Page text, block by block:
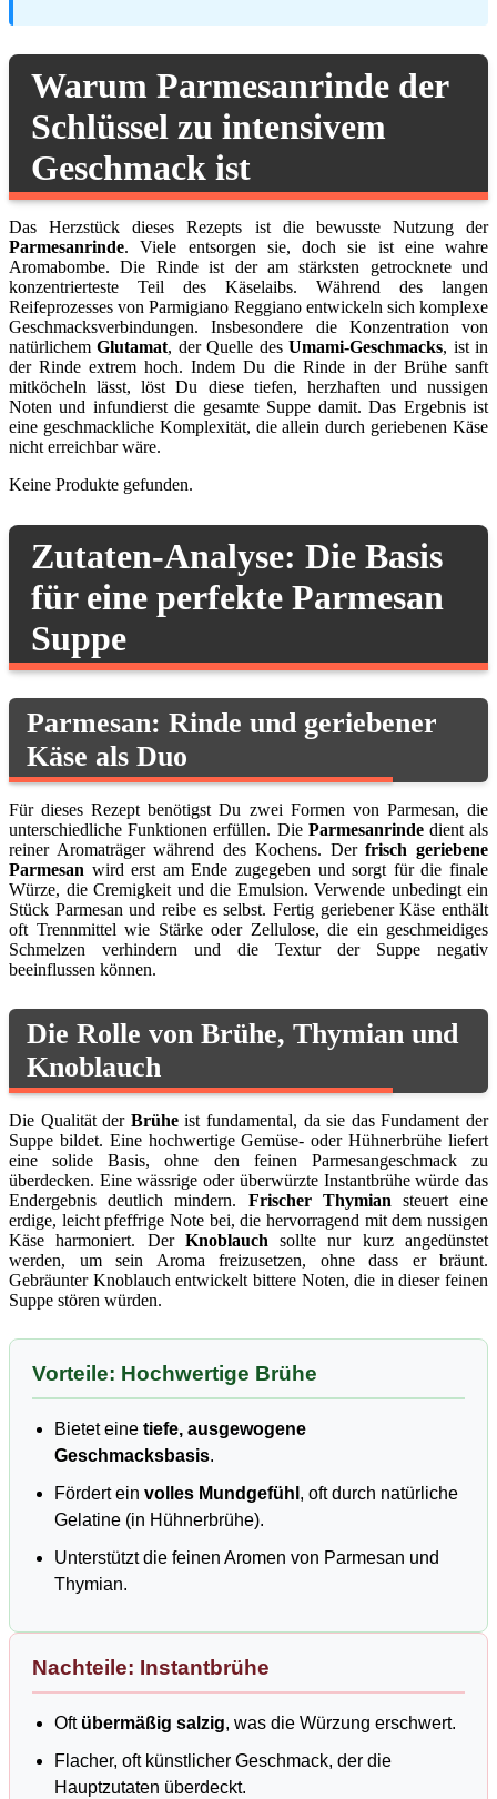
Warum Parmesanrinde der
Schlüssel zu intensivem
Geschmack ist
Das Herzstück dieses Rezepts ist die bewusste Nutzung der
Parmesanrinde. Viele entsorgen sie, doch sie ist eine wahre
Aromabombe. Die Rinde ist der am stärksten getrocknete und
konzentrierteste Teil des Käselaibs. Während des langen
Reifeprozesses von Parmigiano Reggiano entwickeln sich komplexe
Geschmacksverbindungen. Insbesondere die Konzentration von
natürlichemGlutamat, der Quelle desUmami-Geschmacks, ist in
der Rinde extrem hoch. Indem Du die Rinde in der Brühe sanft
mitköcheln lässt, löst Du diese tiefen, herzhaften und nussigen
Noten und infundierst die gesamte Suppe damit. Das Ergebnis ist
eine geschmackliche Komplexität, die allein durch geriebenen Käse
nicht erreichbar wäre.
Keine Produkte gefunden.
Zutaten-Analyse: Die Basis
für eine perfekte Parmesan
Suppe
Parmesan: Rinde und geriebener
Käse als Duo
Für dieses Rezept benötigst Du zwei Formen von Parmesan, die
unterschiedliche Funktionen erfüllen. Die Parmesanrindedient als
reiner Aromaträger während des Kochens. Derfrisch geriebene
Parmesan wird erst am Ende zugegeben und sorgt für die finale
Würze, die Cremigkeit und die Emulsion. Verwende unbedingt ein
Stück Parmesan und reibe es selbst. Fertig geriebener Käse enthält
oft Trennmittel wie Stärke oder Zellulose, die ein geschmeidiges
Schmelzen verhindern und die Textur der Suppe negativ
beeinflussen können.
Die Rolle von Brühe, Thymian und
Knoblauch
Die Qualität der Brüheist fundamental, da sie das Fundament der
Suppe bildet. Eine hochwertige Gemüse- oder Hühnerbrühe liefert
eine solide Basis, ohne den feinen Parmesangeschmack zu
überdecken. Eine wässrige oder überwürzte Instantbrühe würde das
Endergebnis deutlich mindern. Frischer Thymian steuert eine
erdige, leicht pfeffrige Note bei, die hervorragend mit dem nussigen
Käse harmoniert. Der Knoblauch sollte nur kurz angedünstet
werden, um sein Aroma freizusetzen, ohne dass er bräunt.
Gebräunter Knoblauch entwickelt bittere Noten, die in dieser feinen
Suppe stören würden.
Vorteile: Hochwertige Brühe
Bietet eine tiefe, ausgewogene
Geschmacksbasis.
Fördert ein volles Mundgefühl , oft durch natürliche
Gelatine (in Hühnerbrühe).
Unterstützt die feinen Aromen von Parmesan und
Thymian.
Nachteile: Instantbrühe
Oft übermäßig salzig, was die Würzung erschwert.
Flacher, oft künstlicher Geschmack, der die
Hauptzutaten überdeckt.